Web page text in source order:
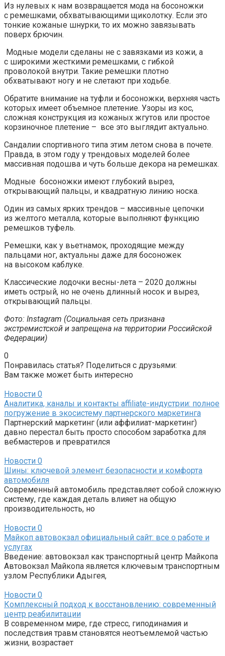
Из нулевых к нам возвращается мода на босоножки
с ремешками, обхватывающими щиколотку. Если это
тонкие кожаные шнурки, то их можно завязывать
поверх брючин.
Модные модели сделаны не с завязками из кожи, а
с широкими жесткими ремешками, с гибкой
проволокой внутри. Такие ремешки плотно
обхватывают ногу и не слетают при ходьбе.
Обратите внимание на туфли и босоножки, верхняя часть
которых имеет объемное плетение. Узоры из кос,
сложная конструкция из кожаных жгутов или простое
корзиночное плетение – все это выглядит актуально.
Сандалии спортивного типа этим летом снова в почете.
Правда, в этом году у трендовых моделей более
массивная подошва и чуть больше декора на ремешках.
Модные босоножки имеют глубокий вырез,
открывающий пальцы, и квадратную линию носка.
Один из самых ярких трендов – массивные цепочки
из желтого металла, которые выполняют функцию
ремешков туфель.
Ремешки, как у вьетнамок, проходящие между
пальцами ног, актуальны даже для босоножек
на высоком каблуке.
Классические лодочки весны-лета – 2020 должны
иметь острый, но не очень длинный носок и вырез,
открывающий пальцы.
Фото: Instagram (Социальная сеть признана
экстремистской и запрещена на территории Российской
Федерации)
0
Понравилась статья? Поделиться с друзьями:
Вам также может быть интересно
Новости 0
Аналитика, каналы и контакты affiliate-индустрии: полное
погружение в экосистему партнерского маркетинга
Партнерский маркетинг (или аффилиат-маркетинг)
давно перестал быть просто способом заработка для
вебмастеров и превратился
Новости 0
Шины: ключевой элемент безопасности и комфорта
автомобиля
Современный автомобиль представляет собой сложную
систему, где каждая деталь влияет на общую
производительность, но
Новости 0
Майкоп автовокзал официальный сайт: все о работе и
услугах
Введение: автовокзал как транспортный центр Майкопа
Автовокзал Майкопа является ключевым транспортным
узлом Республики Адыгея,
Новости 0
Комплексный подход к восстановлению: современный
центр реабилитации
В современном мире, где стресс, гиподинамия и
последствия травм становятся неотъемлемой частью
жизни, возрастает